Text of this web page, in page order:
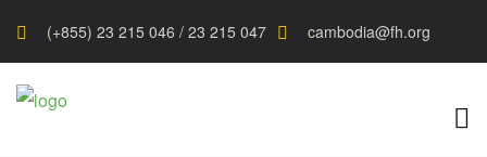
(+855) 23 215 046 / 23 215 047 cambodia@fh.org